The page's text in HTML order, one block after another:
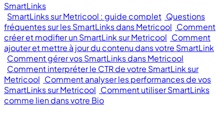
SmartLinks
SmartLinks sur Metricool : guide complet Questions
fréquentes sur les SmartLinks dans Metricool Comment
créer et modifier un SmartLink sur Metricool Comment
ajouter et mettre à jour du contenu dans votre SmartLink
Comment gérer vos SmartLinks dans Metricool
Comment interpréter le CTR de votre SmartLink sur
Metricool Comment analyser les performances de vos
SmartLinks sur Metricool Comment utiliser SmartLinks
comme lien dans votre Bio